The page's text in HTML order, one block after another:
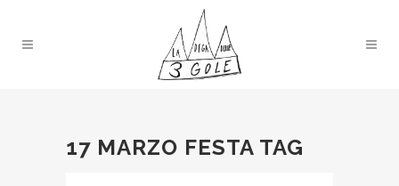
17 MARZO FESTA TAG